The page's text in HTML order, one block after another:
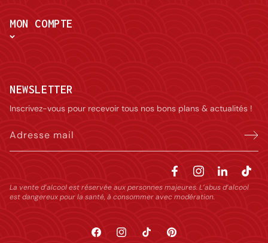
MON COMPTE
NEWSLETTER
Inscrivez-vous pour recevoir tous nos bons plans & actualités !
Adresse mail
La vente d’alcool est réservée aux personnes majeures. L’abus d’alcool
est dangereux pour la santé, à consommer avec modération.
FacebookInstagramTikTok Pinterest